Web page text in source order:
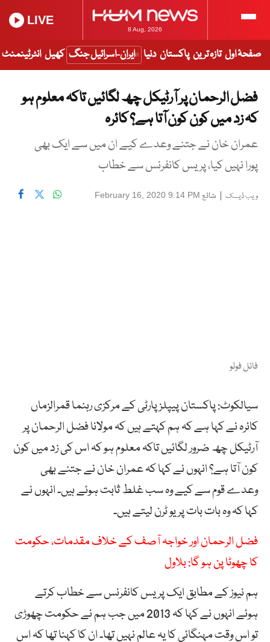
8 Aug, 2026
LIVE
صفحۂ اول تازہ ترین پاکستان دنیا ایران-اسرائیل جنگ کھیل انٹرٹینمنٹ
فضل الرحمان پر آرٹیکل چھ لگائیں تاکہ معلوم ہو
کہ زد میں کون کون آتا ہے؟ کائرہ
عمران خان نے جتنے وعدے کیے ان میں سے ایک بھی
پورا نہیں کیا، پریس کانفرنس سے خطاب
ویب ڈیسک | شائع February 16, 2020 9:14 PM
فائل فوٹو
سیالکوٹ: پاکستان پیپلزپارٹی کے مرکزی رہنما قمرالزماں
کائرہ نے کہا ہے کہ ہم کہتے ہیں کہ مولانا فضل الرحمان پر
آرٹیکل چھ ضرور لگائیں تاکہ معلوم ہو کہ اس کی زد میں کون
کون آتا ہے؟ انہوں نے کہا کہ عمران خان نے جتنے بھی
وعدے قوم سے کیے وہ سب غلط ثابت ہوئے ہیں۔ انہوں نے
کہا کہ وہ بات بات پر یو ٹرن لیتے ہیں۔
فضل الرحمان اور خواجہ آصف کے خلاف مقدمات، حکومت
کا چھوٹا پن ہو گا: بلاول
ہم نیوز کے مطابق ایک پریس کانفرنس سے خطاب کرتے
ہوئے انہوں نے کہا کہ 2013 میں جب ہم نے حکومت چھوڑی
تو اس وقت مہنگائی کا یہ عالم نہیں تھا۔ ان کا کہنا تھا کہ اس